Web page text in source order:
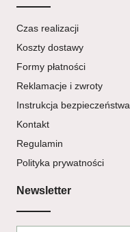
Czas realizacji
Koszty dostawy
Formy płatności
Reklamacje i zwroty
Instrukcja bezpieczeństwa
Kontakt
Regulamin
Polityka prywatności
Newsletter